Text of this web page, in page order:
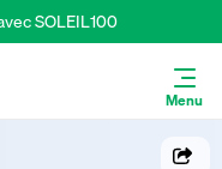
SOLEIL100
Menu